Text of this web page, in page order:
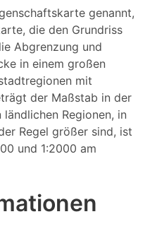
genannt,
die den Grundriss
Abgrenzung und
in einem großen
mit
der Maßstab in der
ländlichen Regionen, in
Regel größer sind, ist
und 1:2000 am